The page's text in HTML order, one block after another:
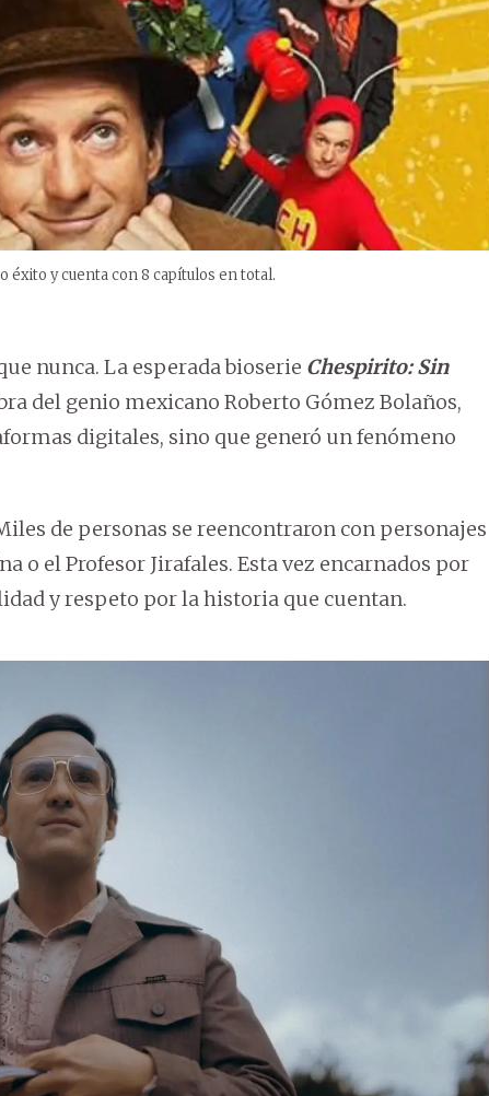
éxito y cuenta con 8 capítulos en total.
nunca. La esperada bioserie Chespirito: Sin
del genio mexicano Roberto Gómez Bolaños,
digitales, sino que generó un fenómeno
de personas se reencontraron con personajes
o el Profesor Jirafales. Esta vez encarnados por
y respeto por la historia que cuentan.